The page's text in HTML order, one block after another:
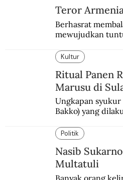
Teror
Berhasrat
mewujudkan
Paris.
Kultur
Ritual Panen
Marusu di
Ungkapan syukur
Bakko) yang
Politik
Nasib
Multatuli
Banyak orang